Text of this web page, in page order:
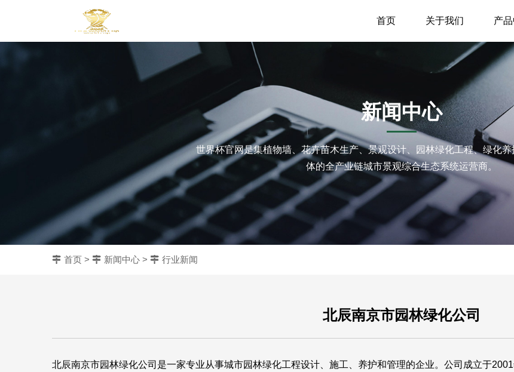
首页 关于我们 产
新闻中心
世界杯官网是集植物墙、花卉苗木生产、景观设计、园林绿化工程、绿化
体的全产业链城市景观综合生态系统运营商。
首页 > 新闻中心 > 行业新闻
北辰南京市园林绿化公司
北辰南京市园林绿化公司是一家专业从事城市园林绿化工程设计、施工、养护和管理的企业。公司成立于